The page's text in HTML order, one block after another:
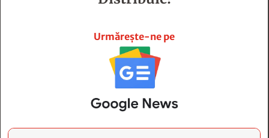
Urmărește-ne pe